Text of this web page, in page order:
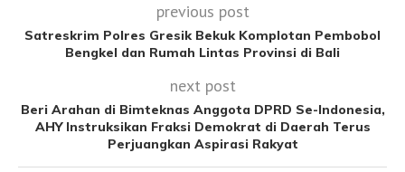
previous post
Satreskrim Polres Gresik Bekuk Komplotan Pembobol
Bengkel dan Rumah Lintas Provinsi di Bali
next post
Beri Arahan di Bimteknas Anggota DPRD Se-Indonesia,
AHY Instruksikan Fraksi Demokrat di Daerah Terus
Perjuangkan Aspirasi Rakyat